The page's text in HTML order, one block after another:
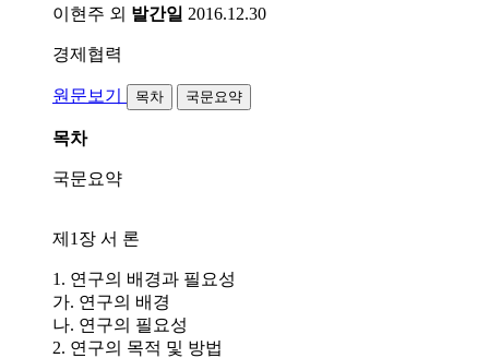
이현주 외 발간일 2016.12.30
경제협력
원문보기 목차 국문요약
목차
국문요약
제1장 서 론
1. 연구의 배경과 필요성
가. 연구의 배경
나. 연구의 필요성
2. 연구의 목적 및 방법